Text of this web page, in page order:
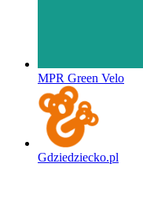
MPR Green Velo
Gdziedziecko.pl